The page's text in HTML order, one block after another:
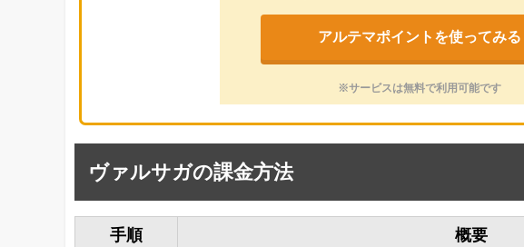
アルテマポイントを使ってみる
※サービスは無料で利用可能です
ヴァルサガの課金方法
手順 概要